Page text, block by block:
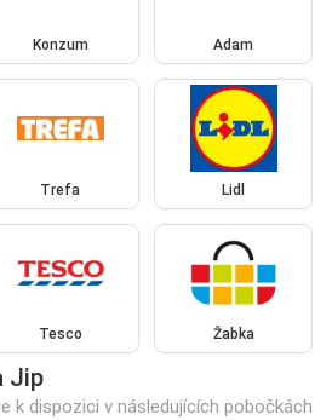
Konzum Adam
Trefa Lidl
Tesco Žabka
Jip
k dispozici v následujících pobočkách